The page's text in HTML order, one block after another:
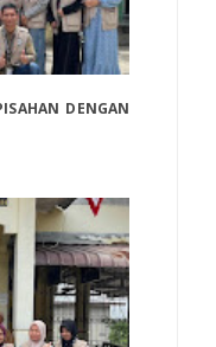
DENGAN